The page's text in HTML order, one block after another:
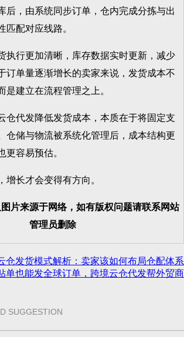
后，由系统同步订单，仓内完成分拣与出
匹配对应线路。
行更加清晰，库存数据实时更新，减少
订单量逐渐增长的卖家来说，发货成本不
是建立在流程管理之上。
代发降低发货成本，本质在于将固定支
仓储与物流被系统化管理后，成本结构更
更容易预估。
长才会变得有方向。
片来源于网络，如有版权问题请联系网站
管理员删除
仓发货模式解析：卖家该如何布局仓配体系
单也能发全球订单，跨境云仓代发帮外贸商
SUGGESTION